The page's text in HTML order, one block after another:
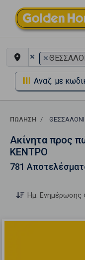
× ×
Αναζ. με
ΠΏΛΗΣΗ
Ακίνητα προς
ΚΕΝΤΡΟ
781
Ημ. Ενημέρωσης